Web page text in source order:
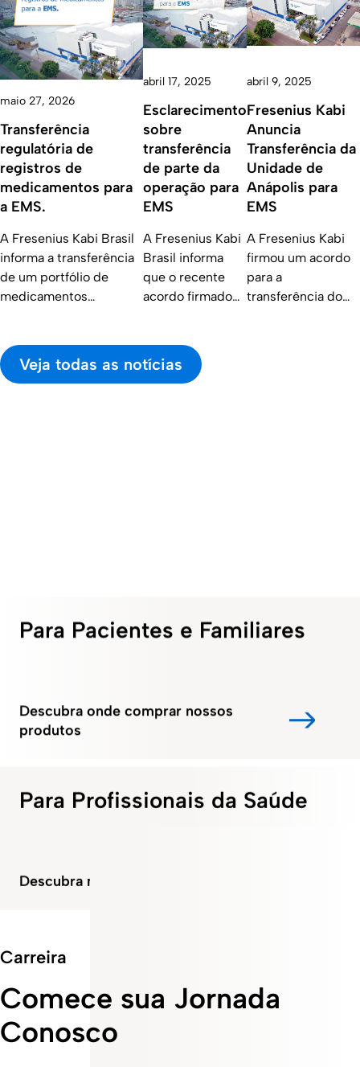
maio 27, 2026
Transferência
regulatória de
registros de
medicamentos para
a EMS.
A Fresenius Kabi Brasil
informa a transferência
de um portfólio de
medicamentos
conduzida com foco na
continuidade do
abril 17, 2025
Esclarecimento
sobre
transferência
de parte da
operação para
EMS
A Fresenius Kabi
Brasil informa
que o recente
acordo firmado
exclusivamente à
transferência de
abril 9, 2025
Fresenius Kabi
Anuncia
Transferência da
Unidade de
Anápolis para
EMS
A Fresenius Kabi
firmou um acordo
para a
transferência do
Veja todas as notícias
Para Pacientes e Familiares
Descubra onde comprar nossos
produtos
Para Profissionais da Saúde
Descubra nosso portfólio
Carreira
Comece sua Jornada
Conosco